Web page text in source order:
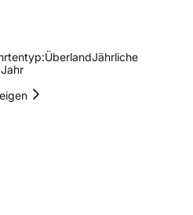
ÜberlandJährliche